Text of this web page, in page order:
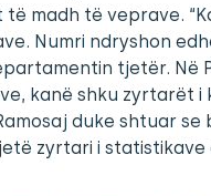
madh të veprave.
Numri ndryshon
tjetër. Në
kanë shku zyrtarët i
duke shtuar
zyrtari i